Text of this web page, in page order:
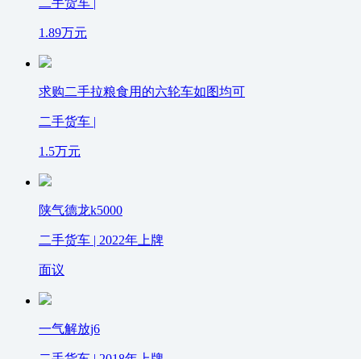
1.89万元
求购二手拉粮食用的六轮车如图均可
二手货车 |
1.5万元
陕气德龙k5000
二手货车 | 2022年上牌
面议
一气解放j6